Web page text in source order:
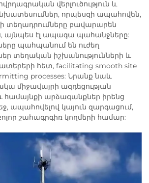
վերլուծություն և
որպեսզի ապահովեն,
տեղադրումները բավարարեն
այնպես էլ ապագա պահանջները:
պահպանում են ուժեղ
տեղական իշխանությունների և
հետ, facilitating smooth site
processes: Նրանք նաև
միջավայրի ազդեցության
համայնքի արձագանքներ իրենց
ապահովելով կայուն զարգացում,
շահագրգիռ կողմերի համար: